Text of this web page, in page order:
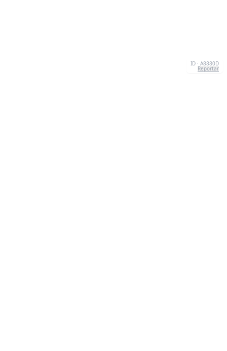
ID · A8880D
Reportar